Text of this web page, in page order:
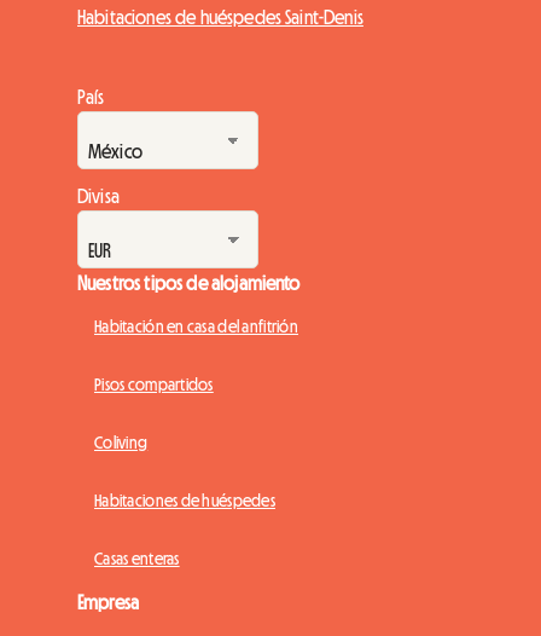
Habitaciones de huéspedes Saint-Denis
País
Divisa
Nuestros tipos de alojamiento
Habitación en casa del anfitrión
Pisos compartidos
Coliving
Habitaciones de huéspedes
Casas enteras
Empresa